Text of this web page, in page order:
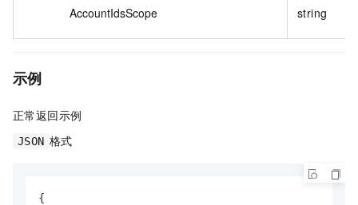
AccountIdsScope string
示例
正常返回示例
JSON 格式
{